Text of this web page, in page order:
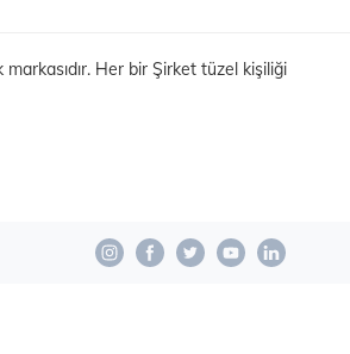
Her bir Şirket tüzel kişiliği